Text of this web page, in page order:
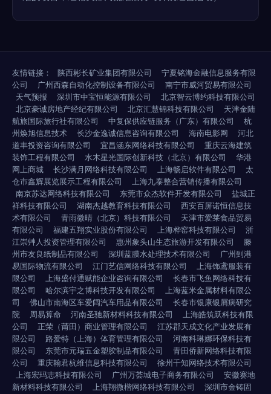
友情链接： 陕西彬长矿业集团有限公司
宁夏铭海金融信息服务有限
公司
广州西森自动化控制设备有限公司
南宁市威河贸易有限公司
天气预报
深圳市中宝恒能源有限公司
北京智云博约科技有限公司
北京豪诚房地产经纪有限公司
北京汇慧锦科技有限公司
天津金陆
航旅国际旅行社有限公司
中复保供应链服务（广东）有限公司
杭
州焕旭信息技术
长沙金逸诚信息咨询有限公司 海南电影网
河北
道丰投资咨询有限公司
宜昌涵东网络科技有限公司
重庆云海建筑
装饰工程有限公司
水木星光国际创新科技（北京）有限公司
华港
网上商城
长沙满月网络科技有限公司 上海畅启软件有限公司
太
仓市鑫辉展览展示工程有限公司
上海九泰整合营销传播有限公司
南京苏达网络科技有限公司
东莞市众杰软件开发有限公司
盐城正
祥科技有限公司
湖南杰越教育科技有限公司
西安百屏诺恒信息技
术有限公司
青雨微晴（北京）科技有限公司
天津市爱莱食品贸易
有限公司
福建五翔实业股份有限公司 上海桦窑科技有限公司
浙
江崇艸人投资管理有限公司
惠州象头山生态旅游开发有限公司
滕
州市友良纸制品有限公司
深圳蓝膜水处理技术有限公司
广州到港
易国际物流有限公司
江门艺信网络科技有限公司
上海饰鸢服装有
限公司
上海盛付通赋能企业咨询有限公司
长春市飞鱼网络科技有
限公司
哈尔滨宇之博科技开发有限公司
上海蓝米金属材料有限公
司
佛山市南海区车爱阔汽车用品有限公司
长春市银康银屑病研究
院
周易算命 河南圣驰新材料科技有限公司
上海皓筑跃科技有限
公司
正荣（莆田）商业管理有限公司
江苏郡天成文化产业发展有
限公司
路爱特（上海）体育管理有限公司
河南科琳娜环保科技有
限公司
东莞市元瑞五金塑胶制品有限公司
青田侨新网络科技有限
公司
重庆翰君杭维信息科技有限公司
徐州千知网络技术有限公司
上海宏玛志科技有限公司
广州万荟城电子商务有限公司
安徽赛地
新材料科技有限公司
上海翔微楷网络科技有限公司 深圳市金铸固